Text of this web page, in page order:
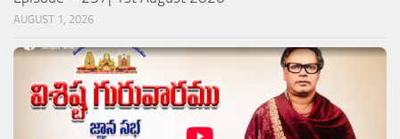
AUGUST 1, 2026